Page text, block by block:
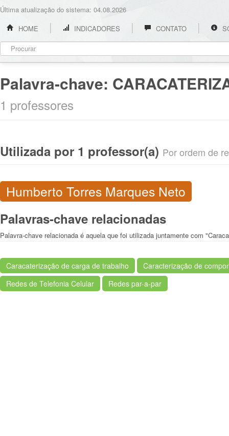
Última atualização do sistema: 04.08.2026
HOME
INDICADORES CONTATO
Palavra-chave:
1 professores
Utilizada por 1 professor(a) Por ordem de
Humberto Torres Marques Neto
Palavras-chave relacionadas
Palavra-chave relacionada é aquela que foi utilizada juntamente com
Caracaterização de carga de trabalho
Caracterização de
Redes de Telefonia Celular
Redes par-a-par